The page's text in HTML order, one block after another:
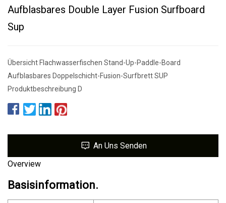
Aufblasbares Double Layer Fusion Surfboard
Sup
Übersicht Flachwasserfischen Stand-Up-Paddle-Board
Aufblasbares Doppelschicht-Fusion-Surfbrett SUP
Produktbeschreibung D
An Uns Senden
Overview
Basisinformation.